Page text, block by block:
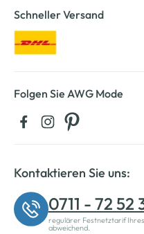
Schneller Versand
Folgen Sie AWG Mode
Kontaktieren Sie uns:
0711 - 72 52
regulärer Festnetztarif
abweichend.